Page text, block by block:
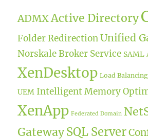
ADMXActive Directory
Folder Redirection Unified
Norskale Broker Service SAML
XenDesktop Load Balancing
UEM Intelligent Memory
XenApp Federated Domain
GatewaySQL Server